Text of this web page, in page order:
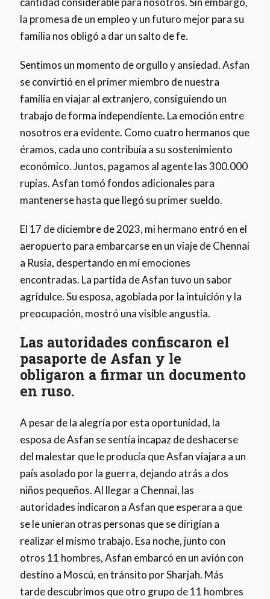
la promesa de un empleo y un futuro mejor para su
familia nos obligó a dar un salto de fe.
Sentimos un momento de orgullo y ansiedad. Asfan
se convirtió en el primer miembro de nuestra
familia en viajar al extranjero, consiguiendo un
trabajo de forma independiente. La emoción entre
nosotros era evidente. Como cuatro hermanos que
éramos, cada uno contribuía a su sostenimiento
económico. Juntos, pagamos al agente las 300.000
rupias. Asfan tomó fondos adicionales para
mantenerse hasta que llegó su primer sueldo.
El 17 de diciembre de 2023, mi hermano entró en el
aeropuerto para embarcarse en un viaje de Chennai
a Rusia, despertando en mí emociones
encontradas. La partida de Asfan tuvo un sabor
agridulce. Su esposa, agobiada por la intuición y la
preocupación, mostró una visible angustia.
Las autoridades confiscaron el
pasaporte de Asfan y le
obligaron a firmar un documento
en ruso.
A pesar de la alegría por esta oportunidad, la
esposa de Asfan se sentía incapaz de deshacerse
del malestar que le producía que Asfan viajara a un
país asolado por la guerra, dejando atrás a dos
niños pequeños. Al llegar a Chennai, las
autoridades indicaron a Asfan que esperara a que
se le unieran otras personas que se dirigían a
realizar el mismo trabajo. Esa noche, junto con
otros 11 hombres, Asfan embarcó en un avión con
destino a Moscú, en tránsito por Sharjah. Más
tarde descubrimos que otro grupo de 11 hombres